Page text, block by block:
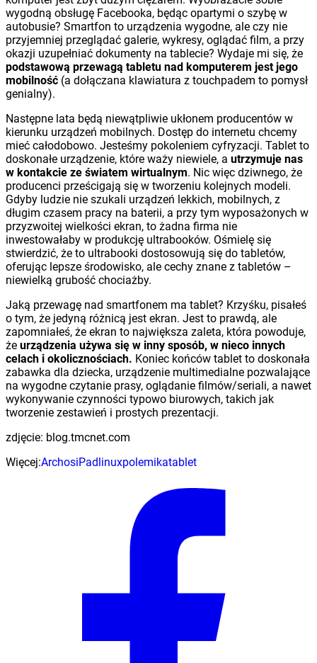
wygodną obsługę Facebooka, będąc opartymi o szybę w
autobusie? Smartfon to urządzenia wygodne, ale czy nie
przyjemniej przeglądać galerie, wykresy, oglądać film, a przy
okazji uzupełniać dokumenty na tablecie? Wydaje mi się, że
podstawową przewagą tabletu nad komputerem jest jego
mobilność (a dołączana klawiatura z touchpadem to pomysł
genialny).
Następne lata będą niewątpliwie ukłonem producentów w
kierunku urządzeń mobilnych. Dostęp do internetu chcemy
mieć całodobowo. Jesteśmy pokoleniem cyfryzacji. Tablet to
doskonałe urządzenie, które waży niewiele, a utrzymuje nas
w kontakcie ze światem wirtualnym. Nic więc dziwnego, że
producenci prześcigają się w tworzeniu kolejnych modeli.
Gdyby ludzie nie szukali urządzeń lekkich, mobilnych, z
długim czasem pracy na baterii, a przy tym wyposażonych w
przyzwoitej wielkości ekran, to żadna firma nie
inwestowałaby w produkcję ultrabooków. Ośmielę się
stwierdzić, że to ultrabooki dostosowują się do tabletów,
oferując lepsze środowisko, ale cechy znane z tabletów –
niewielką grubość chociażby.
Jaką przewagę nad smartfonem ma tablet? Krzyśku, pisałeś
o tym, że jedyną różnicą jest ekran. Jest to prawdą, ale
zapomniałeś, że ekran to największa zaleta, która powoduje,
że urządzenia używa się w inny sposób, w nieco innych
celach i okolicznościach. Koniec końców tablet to doskonała
zabawka dla dziecka, urządzenie multimedialne pozwalające
na wygodne czytanie prasy, oglądanie filmów/seriali, a nawet
wykonywanie czynności typowo biurowych, takich jak
tworzenie zestawień i prostych prezentacji.
zdjęcie: blog.tmcnet.com
Więcej:ArchosiPadlinuxpolemikatablet